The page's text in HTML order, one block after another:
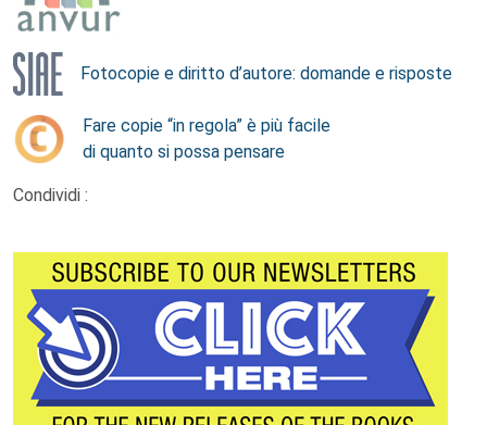
Fotocopie e diritto d’autore: domande e risposte
Fare copie “in regola” è più facile
di quanto si possa pensare
Condividi :